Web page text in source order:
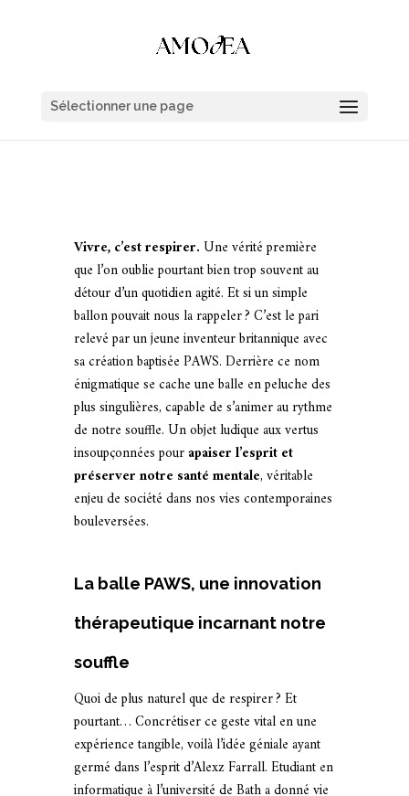
Sélectionner une page
Vivre, c’est respirer.Une vérité première
que l’on oublie pourtant bien trop souvent au
détour d’un quotidien agité. Et si un simple
ballon pouvait nous la rappeler ? C’est le pari
relevé par un jeune inventeur britannique avec
sa création baptisée PAWS. Derrière ce nom
énigmatique se cache une balle en peluche des
plus singulières, capable de s’animer au rythme
de notre souffle. Un objet ludique aux vertus
insoupçonnées pourapaiser l’esprit et
préserver notre santé mentale, véritable
enjeu de société dans nos vies contemporaines
bouleversées.
La balle PAWS, une innovation
thérapeutique incarnant notre
souffle
Quoi de plus naturel que de respirer ? Et
pourtant… Concrétiser ce geste vital en une
expérience tangible, voilà l’idée géniale ayant
germé dans l’esprit d’Alexz Farrall. Etudiant en
informatique à l’université de Bath a donné vie